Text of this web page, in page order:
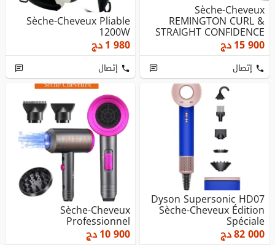
Sèche-Cheveux
REMINGTON CURL &
STRAIGHT CONFIDENCE
D5706-2200W
15 900دج
إتصال
Sèche-Cheveux Pliable
1200W
1 980دج
إتصال
Dyson Supersonic HD07
Sèche-Cheveux Édition
Spéciale
82 000دج
Sèche-Cheveux
Professionnel
10 900دج